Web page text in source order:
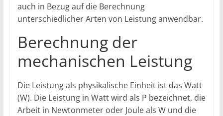
auch in Bezug auf die Berechnung
unterschiedlicher Arten von Leistung anwendbar.
Berechnung der
mechanischen Leistung
Die Leistung als physikalische Einheit ist das Watt
(W). Die Leistung in Watt wird als P bezeichnet, die
Arbeit in Newtonmeter oder Joule als W und die